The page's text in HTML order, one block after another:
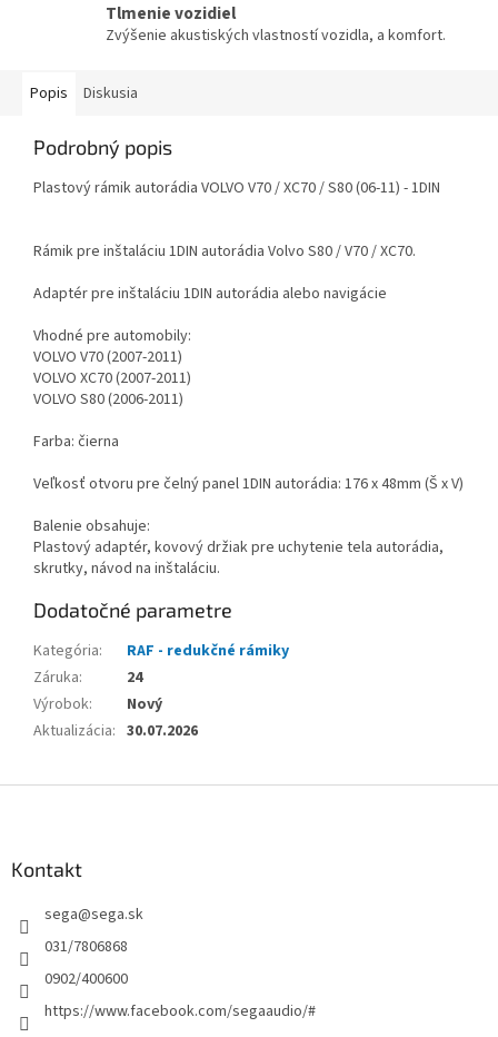
Tlmenie vozidiel
Zvýšenie akustiských vlastností vozidla, a komfort.
Popis Diskusia
Podrobný popis
Plastový rámik autorádia VOLVO V70 / XC70 / S80 (06-11) - 1DIN
Rámik pre inštaláciu 1DIN autorádia Volvo S80 / V70 / XC70.
Adaptér pre inštaláciu 1DIN autorádia alebo navigácie
Vhodné pre automobily:
VOLVO V70 (2007-2011)
VOLVO XC70 (2007-2011)
VOLVO S80 (2006-2011)
Farba: čierna
Veľkosť otvoru pre čelný panel 1DIN autorádia: 176 x 48mm (Š x V)
Balenie obsahuje:
Plastový adaptér, kovový držiak pre uchytenie tela autorádia,
skrutky, návod na inštaláciu.
Dodatočné parametre
Kategória:
RAF - redukčné rámiky
Záruka:
24
Výrobok:
Nový
Aktualizácia: 30.07.2026
Kontakt
sega@sega.sk
031/7806868
0902/400600
https://www.facebook.com/segaaudio/#